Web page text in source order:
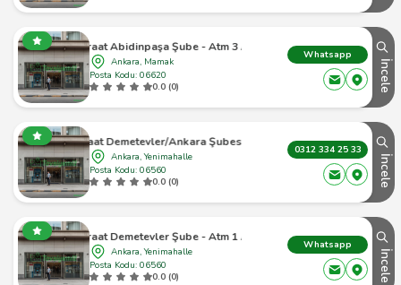
Ziraat Abidinpaşa Şube - Atm 3 Atm
Ankara, Mamak
Posta Kodu: 06620
0.0 (0)
Whatsapp
İncele
Ziraat Demetevler/Ankara Şubesi Atm
Ankara, Yenimahalle
Posta Kodu: 06560
0.0 (0)
0312 334 25 33
İncele
Ziraat Demetevler Şube - Atm 1 Atm
Ankara, Yenimahalle
Posta Kodu: 06560
0.0 (0)
Whatsapp
İncele